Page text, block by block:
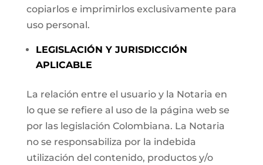
copiarlos e imprimirlos exclusivamente para
uso personal.
LEGISLACIÓN Y JURISDICCIÓN
APLICABLE
La relación entre el usuario y la Notaria en
lo que se refiere al uso de la página web se
por las legislación Colombiana. La Notaria
no se responsabiliza por la indebida
utilización del contenido, productos y/o